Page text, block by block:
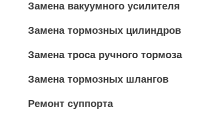
Замена вакуумного усилителя
Замена тормозных цилиндров
Замена троса ручного тормоза
Замена тормозных шлангов
Ремонт суппорта